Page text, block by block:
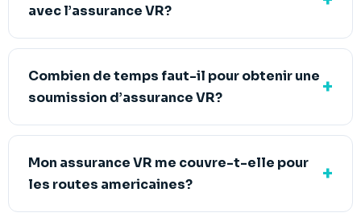
avec l’assurance VR?
Combien de temps faut-il pour obtenir une
soumission d’assurance VR?
Mon assurance VR me couvre-t-elle pour
les routes americaines?